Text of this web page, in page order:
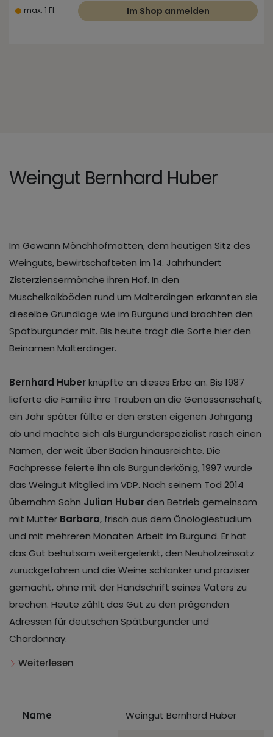
max. 1 Fl. Im Shop anmelden
Weingut Bernhard Huber
Im Gewann Mönchhofmatten, dem heutigen Sitz des
Weinguts, bewirtschafteten im 14. Jahrhundert
Zisterziensermönche ihren Hof. In den
Muschelkalkböden rund um Malterdingen erkannten sie
dieselbe Grundlage wie im Burgund und brachten den
Spätburgunder mit. Bis heute trägt die Sorte hier den
Beinamen Malterdinger.
Bernhard Huberknüpfte an dieses Erbe an. Bis 1987
lieferte die Familie ihre Trauben an die Genossenschaft,
ein Jahr später füllte er den ersten eigenen Jahrgang
ab und machte sich als Burgunderspezialist rasch einen
Namen, der weit über Baden hinausreichte. Die
Fachpresse feierte ihn als Burgunderkönig, 1997 wurde
das Weingut Mitglied im VDP. Nach seinem Tod 2014
übernahm Sohn Julian Huberden Betrieb gemeinsam
mit Mutter Barbara, frisch aus dem Önologiestudium
und mit mehreren Monaten Arbeit im Burgund. Er hat
das Gut behutsam weitergelenkt, den Neuholzeinsatz
zurückgefahren und die Weine schlanker und präziser
gemacht, ohne mit der Handschrift seines Vaters zu
brechen. Heute zählt das Gut zu den prägenden
Adressen für deutschen Spätburgunder und
Chardonnay.
Weiterlesen
Name Weingut Bernhard Huber